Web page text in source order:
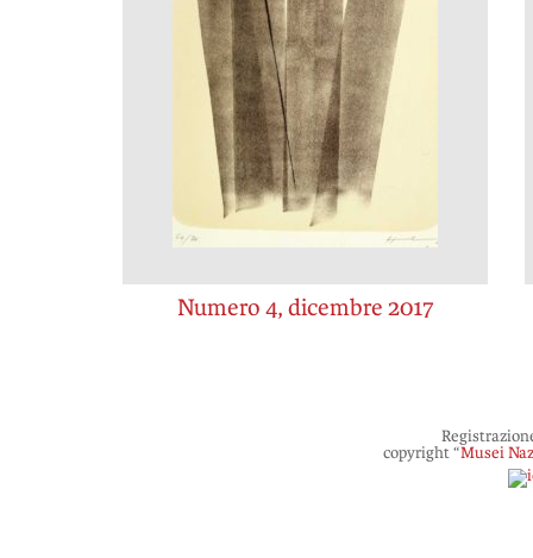
Numero 4, dicembre 2017
copyright “Musei